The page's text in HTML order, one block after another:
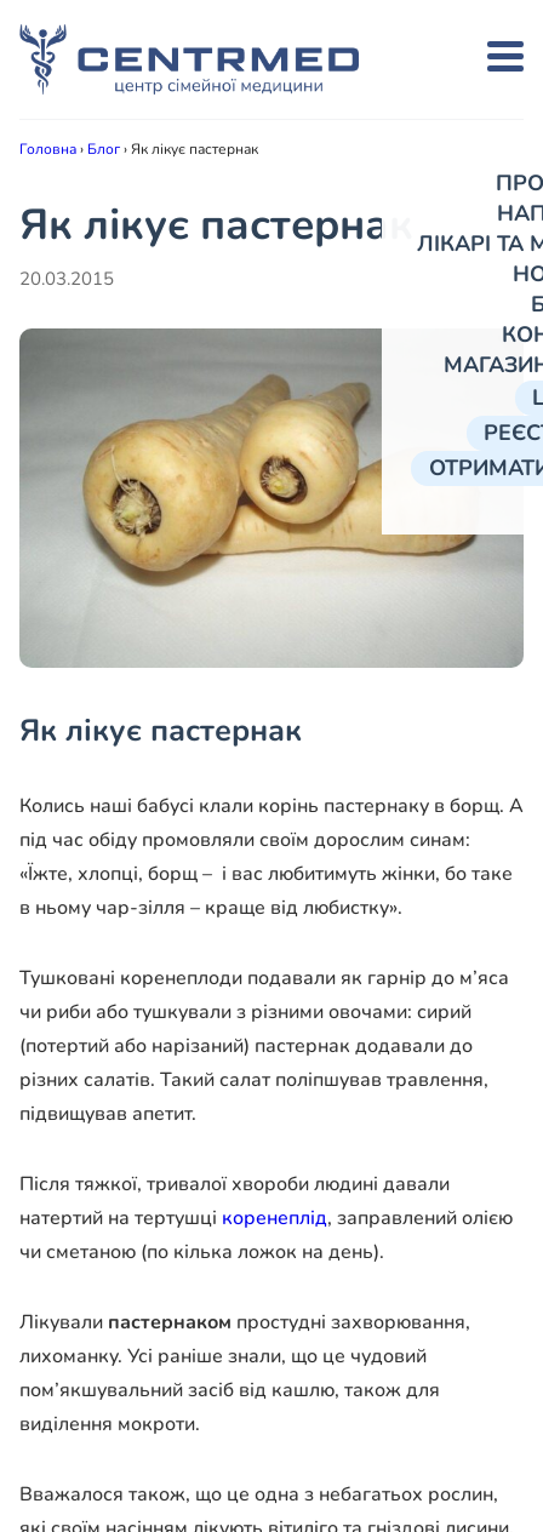
ЛІКАРІ
Головна› Блог›Як лікує пастернак
Як лікує пастернак
20.03.2015
Як лікує пастернак
Колись наші бабусі клали корінь пастернаку в борщ. А
під час обіду промовляли своїм дорослим синам:
«Їжте, хлопці, борщ – і вас любитимуть жінки, бо таке
в ньому чар-зілля – краще від любистку».
Тушковані коренеплоди подавали як гарнір до м’яса
чи риби або тушкували з різними овочами: сирий
(потертий або нарізаний) пастернак додавали до
різних салатів. Такий салат поліпшував травлення,
підвищував апетит.
Після тяжкої, тривалої хвороби людині давали
натертий на тертушці коренеплід, заправлений олією
чи сметаною (по кілька ложок на день).
Лікували пастернаком простудні захворювання,
лихоманку. Усі раніше знали, що це чудовий
пом’якшувальний засіб від кашлю, також для
виділення мокроти.
Вважалося також, що це одна з небагатьох рослин,